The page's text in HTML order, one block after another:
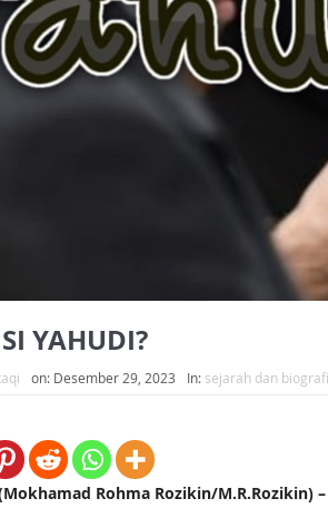
YAHUDI?
on: Desember 29, 2023 In: sejarah dan biografi
Rohma Rozikin/M.R.Rozikin)